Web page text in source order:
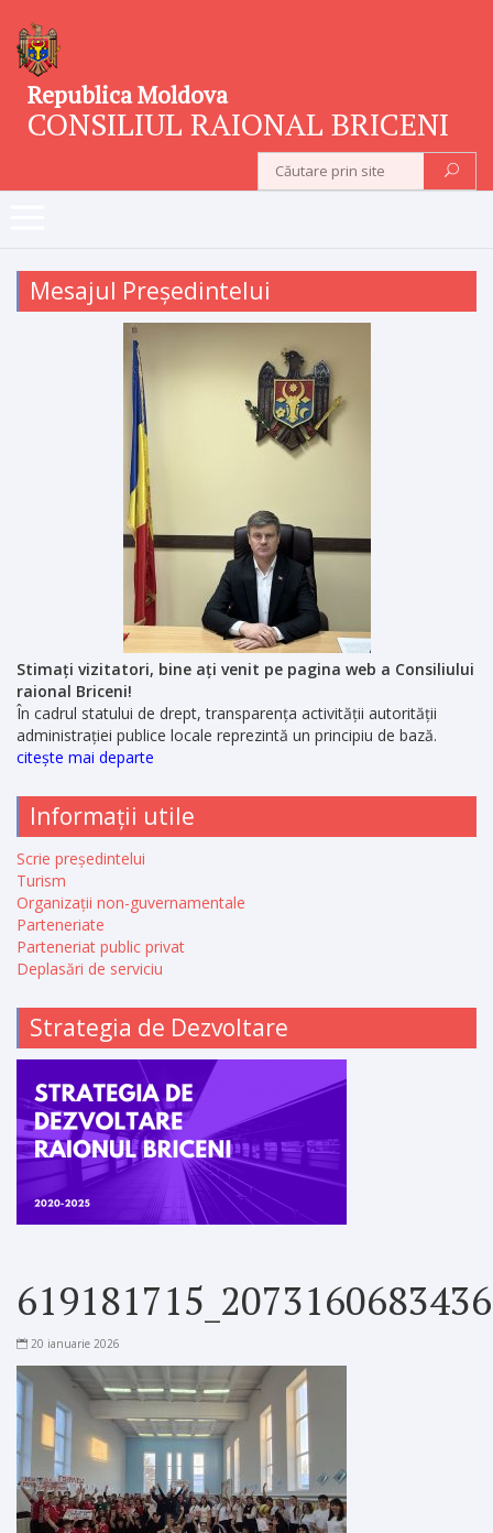
Republica Moldova
CONSILIUL RAIONAL BRICENI
Mesajul Președintelui
Stimați vizitatori, bine ați venit pe pagina web a Consiliului
raional Briceni!
În cadrul statului de drept, transparența activității autorității
administrației publice locale reprezintă un principiu de bază.
citește mai departe
Informații utile
Scrie președintelui
Turism
Organizații non-guvernamentale
Parteneriate
Parteneriat public privat
Deplasări de serviciu
Strategia de Dezvoltare
20 ianuarie 2026